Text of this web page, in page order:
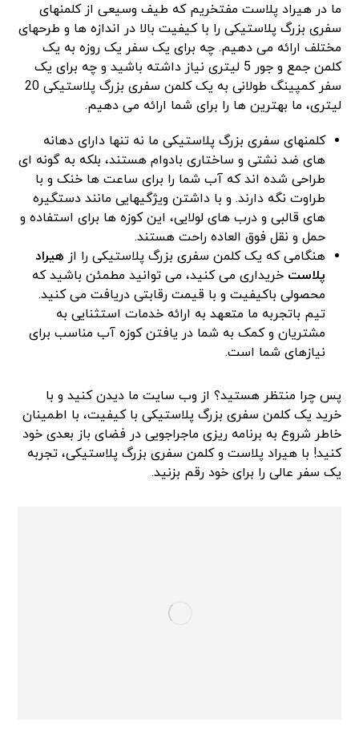
ما در هیراد پلاست مفتخریم که طیف وسیعی از کلمنهای
سفری بزرگ پلاستیکی را با کیفیت بالا در اندازه ها و طرحهای
مختلف ارائه می دهیم. چه برای یک سفر یک روزه به یک
کلمن جمع و جور 5 لیتری نیاز داشته باشید و چه برای یک
سفر کمپینگ طولانی به یک کلمن سفری بزرگ پلاستیکی 20
لیتری، ما بهترین ها را برای شما ارائه می دهیم.
کلمنهای سفری بزرگ پلاستیکی ما نه تنها دارای دهانه
های ضد نشتی و ساختاری بادوام هستند، بلکه به گونه ای
طراحی شده اند که آب شما را برای ساعت ها خنک و با
طراوت نگه دارند. و با داشتن ویژگیهایی مانند دستگیره
های قالبی و درب های لولایی، این کوزه ها برای استفاده و
حمل و نقل فوق العاده راحت هستند.
هنگامی که یک کلمن سفری بزرگ پلاستیکی را از هیراد
پلاست خریداری می کنید، می توانید مطمئن باشید که
محصولی باکیفیت و با قیمت رقابتی دریافت می کنید.
تیم باتجربه ما متعهد به ارائه خدمات استثنایی به
مشتریان و کمک به شما در یافتن کوزه آب مناسب برای
نیازهای شما است.
پس چرا منتظر هستید؟ از وب سایت ما دیدن کنید و با
خرید یک کلمن سفری بزرگ پلاستیکی با کیفیت، با اطمینان
خاطر شروع به برنامه ریزی ماجراجویی در فضای باز بعدی خود
کنید! با هیراد پلاست و کلمن سفری بزرگ پلاستیکی، تجربه
یک سفر عالی را برای خود رقم بزنید.